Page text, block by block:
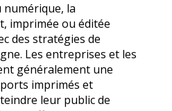
numérique, la
imprimée ou éditée
des stratégies de
Les entreprises et les
généralement une
imprimés et
leur public de